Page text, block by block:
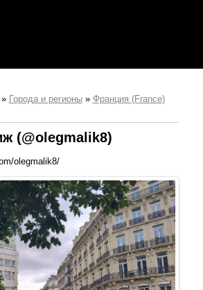
» Города и регионы» Франция (France)
(@olegmalik8)
olegmalik8/